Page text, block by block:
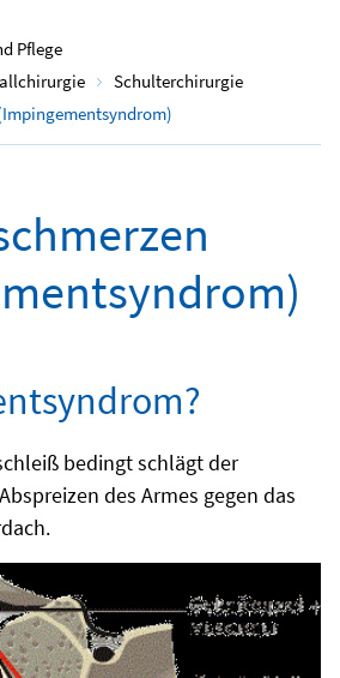
Pflege
Schulterchirurgie
bedingt schlägt der
des Armes gegen das